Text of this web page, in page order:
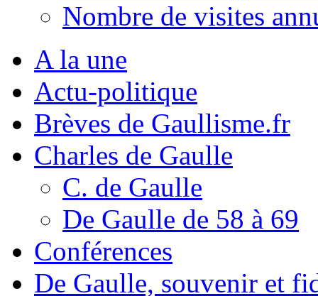
Nombre de visites
A la une
Actu-politique
Brèves de Gaullisme.fr
Charles de Gaulle
C. de Gaulle
De Gaulle de 58 à 69
Conférences
De Gaulle, souvenir et